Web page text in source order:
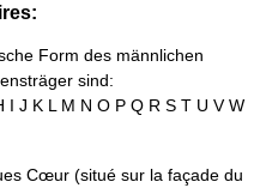
Form des männlichen
sind:
I J K L M N O P Q R S T U V W
Cœur (situé sur la façade du